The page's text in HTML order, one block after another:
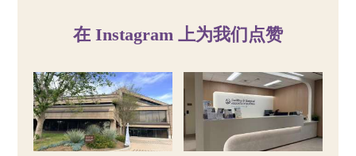
在 Instagram 上为我们点赞